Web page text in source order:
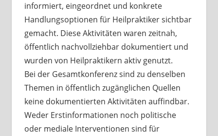
informiert, eingeordnet und konkrete
Handlungsoptionen für Heilpraktiker sichtbar
gemacht. Diese Aktivitäten waren zeitnah,
öffentlich nachvollziehbar dokumentiert und
wurden von Heilpraktikern aktiv genutzt.
Bei der Gesamtkonferenz sind zu denselben
Themen in öffentlich zugänglichen Quellen
keine dokumentierten Aktivitäten auffindbar.
Weder Erstinformationen noch politische
oder mediale Interventionen sind für